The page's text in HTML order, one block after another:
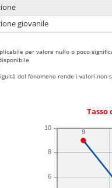
giovanile
per valore nullo o poco
del fenomeno rende i valori non
Tasso
6
8
10
9